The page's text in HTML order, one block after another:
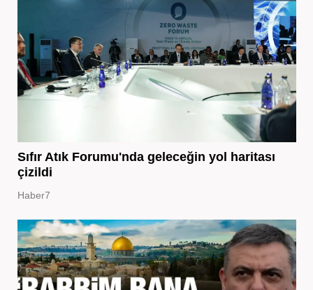
Sıfır Atık Forumu'nda geleceğin yol haritası
çizildi
Haber7